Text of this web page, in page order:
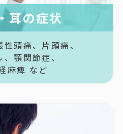
耳の症状
性頭痛、 片頭痛、
顎関節症、
麻痺 など